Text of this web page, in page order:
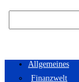
Allgemeines
Finanzwelt